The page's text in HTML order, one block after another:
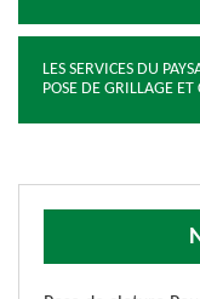
LES SERVICES DU
POSE DE GRILLAGE